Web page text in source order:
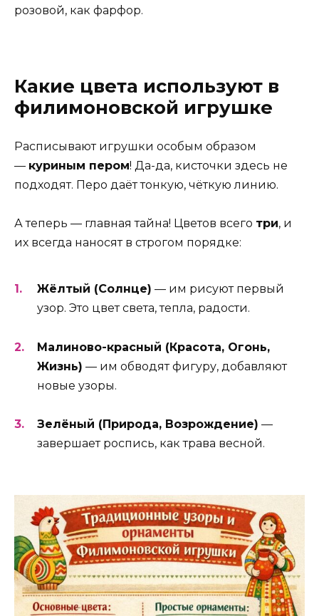
розовой, как фарфор.
Какие цвета используют в
филимоновской игрушке
Расписывают игрушки особым образом
— куриным пером! Да-да, кисточки здесь не
подходят. Перо даёт тонкую, чёткую линию.
А теперь — главная тайна! Цветов всего три, и
их всегда наносят в строгом порядке:
Жёлтый (Солнце) — им рисуют первый
узор. Это цвет света, тепла, радости.
Малиново-красный (Красота, Огонь,
Жизнь) — им обводят фигуру, добавляют
новые узоры.
Зелёный (Природа, Возрождение) —
завершает роспись, как трава весной.